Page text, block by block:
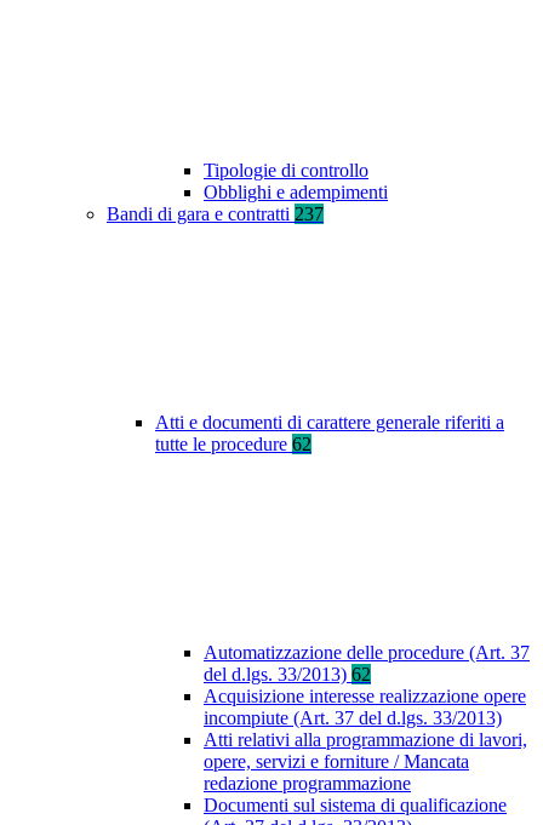
Tipologie di controllo
Obblighi e adempimenti
Bandi di gara e contratti 237
Atti e documenti di carattere generale riferiti a
tutte le procedure 62
Automatizzazione delle procedure (Art. 37
del d.lgs. 33/2013) 62
Acquisizione interesse realizzazione opere
incompiute (Art. 37 del d.lgs. 33/2013)
Atti relativi alla programmazione di lavori,
opere, servizi e forniture / Mancata
redazione programmazione
Documenti sul sistema di qualificazione